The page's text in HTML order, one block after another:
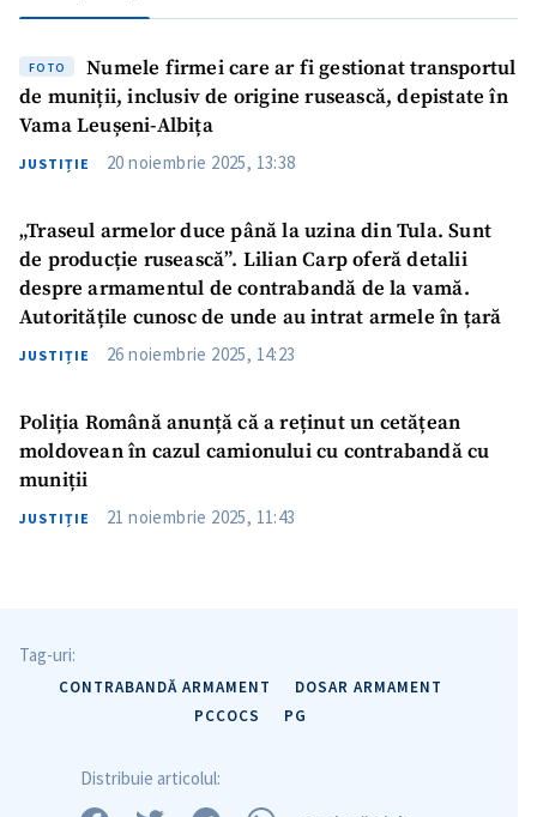
FOTO
Numele firmei care ar fi gestionat transportul
de muniții, inclusiv de origine rusească, depistate în
Vama Leușeni-Albița
JUSTIȚIE 20 noiembrie 2025, 13:38
„Traseul armelor duce până la uzina din Tula. Sunt
de producție rusească”. Lilian Carp oferă detalii
despre armamentul de contrabandă de la vamă.
Autoritățile cunosc de unde au intrat armele în țară
JUSTIȚIE 26 noiembrie 2025, 14:23
Poliția Română anunță că a reținut un cetățean
moldovean în cazul camionului cu contrabandă cu
muniții
JUSTIȚIE 21 noiembrie 2025, 11:43
Tag-uri:
CONTRABANDĂ ARMAMENT
DOSAR ARMAMENT
PCCOCS
PG
Distribuie articolul: